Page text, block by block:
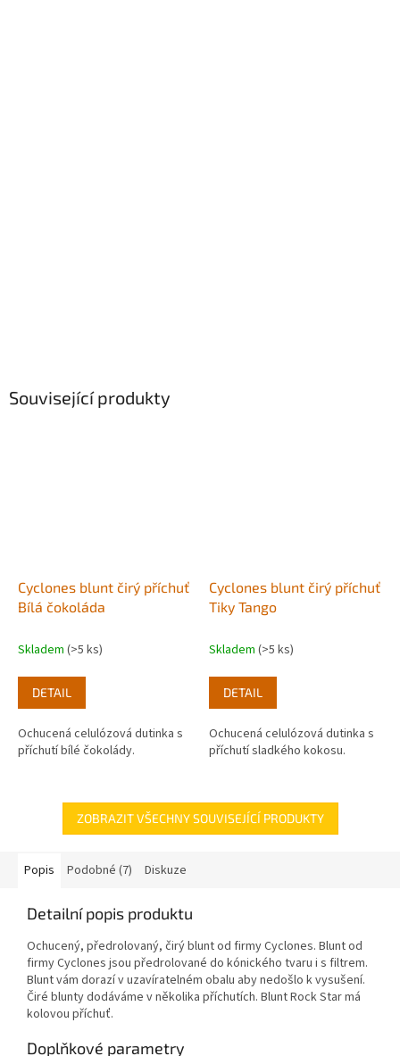
Související produkty
Cyclones blunt čirý příchuť
Bílá čokoláda
Skladem (>5 ks)
DETAIL
Ochucená celulózová dutinka s
příchutí bílé čokolády.
Cyclones blunt čirý příchuť
Tiky Tango
Skladem (>5 ks)
DETAIL
Ochucená celulózová dutinka s
příchutí sladkého kokosu.
ZOBRAZIT VŠECHNY SOUVISEJÍCÍ PRODUKTY
Popis Podobné (7) Diskuze
Detailní popis produktu
Ochucený, předrolovaný, čirý blunt od firmy Cyclones. Blunt od
firmy Cyclones jsou předrolované do kónického tvaru i s filtrem.
Blunt vám dorazí v uzavíratelném obalu aby nedošlo k vysušení.
Čiré blunty dodáváme v několika příchutích. Blunt Rock Star má
kolovou příchuť.
Doplňkové parametry